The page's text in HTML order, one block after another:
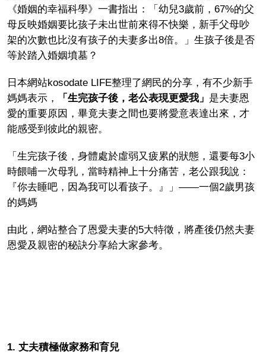
《婚姻的幸福科學》一書指出：「幼兒3歲前，67%的父
母反映婚姻要比孩子未出世前來得不快樂，新手父母吵
架的次數也比沒有孩子的夫妻多出8倍。」生孩子後是否
等於踏入婚姻墳墓？
日本網站kosodate LIFE整理了網民的分享，有不少新手
媽媽表示，
「生完孩子後，老公表現更愛我」 是夫妻恩
愛的重要原因，畢竟夫妻之間也要將愛意表達出來，才
能感受到彼此的親密。
「生完孩子後，身體處於虛弱又疲累的狀態，還要每3小
時餵哺一次母乳，當時精神上十分痛苦，老公跟我說：
『你去睡吧，因為我可以看孩子。』」——一個2歲男孩
的媽媽
由此，網站整合了恩愛夫妻的5大特徵，將產後仍然夫妻
恩愛及親密的秘訣分享給大家參考。
1. 丈夫積極做家務和育兒